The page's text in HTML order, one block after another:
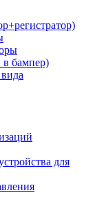
в бампер)
для